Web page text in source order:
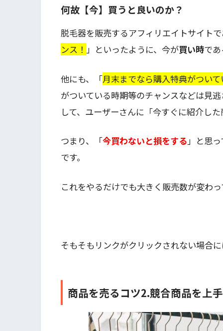
何故【今】買うと良いのか？
脱毛器を販売するアフィリエイトサイト
ンス！ 」といったように、今が買い時で
他にも、「月末までなら購入特典がつい
がついている時期等のチャンスなどは見
して、ユーザーさんに「今すぐに紹介し
つまり、「今買わないと損をする」と思
です。
これをやるだけでも大きく販売数が変わ
そもそもリンクがクリックされない場合
商品を売るコツ2.競合商品を上